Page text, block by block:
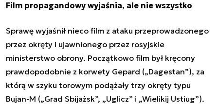
Film propagandowy wyjaśnia, ale nie wszystko
Sprawę wyjaśnił nieco film z ataku przeprowadzonego
przez okręty i ujawnionego przez rosyjskie
ministerstwo obrony. Początkowo film był kręcony
prawdopodobnie z korwety Gepard („Dagestan”), za
którą w szyku torowym podążały trzy okręty typu
Bujan-M („Grad Sbijażsk”, „Uglicz” i „Wielikij Ustiug”).